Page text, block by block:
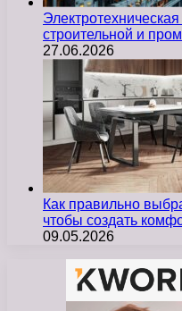
строительной и
27.06.2026
Как правильно
чтобы создать
09.05.2026